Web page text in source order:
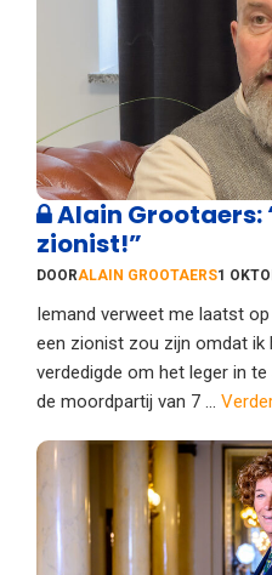
Alain Grootaers:
zionist!”
DOORALAIN GROOTAERS1
Iemand verweet me laatst
een zionist zou zijn omdat ik
verdedigde om het leger in
de moordpartij van 7 ...